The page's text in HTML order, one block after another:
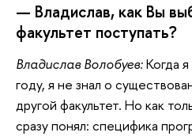
— Владислав, как Вы
факультет поступать?
Владислав Волобуев:Когда
году, я не знал о
другой факультет. Но как
сразу понял: специфика